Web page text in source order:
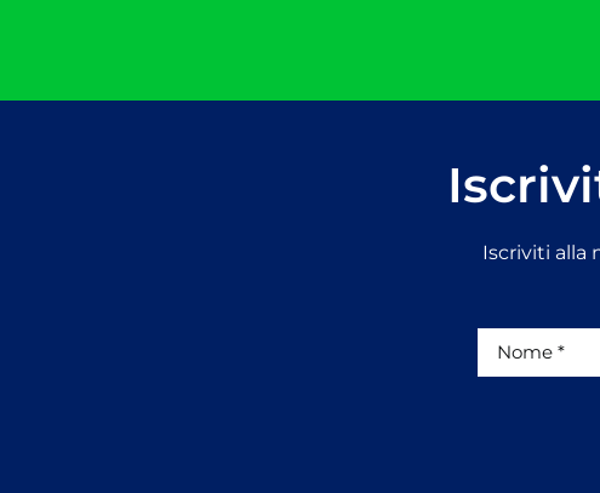
Iscriviti alla